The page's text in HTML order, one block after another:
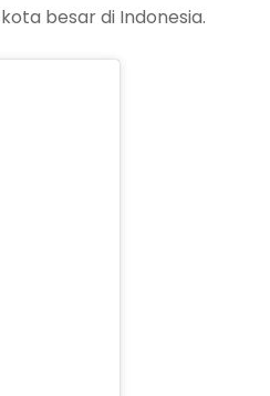
besar di Indonesia.